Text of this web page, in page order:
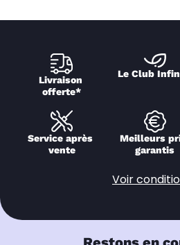
Livraison
offerte*
Le Club
Service après
vente
Meilleurs
garantis
Voir